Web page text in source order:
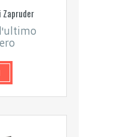
Zapruder